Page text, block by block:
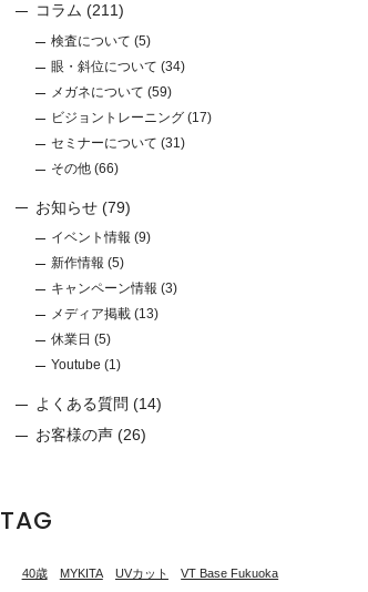
コラム (211)
検査について (5)
眼・斜位について (34)
メガネについて (59)
ビジョントレーニング (17)
セミナーについて (31)
その他 (66)
お知らせ(79)
イベント情報 (9)
新作情報 (5)
キャンペーン情報 (3)
メディア掲載 (13)
休業日 (5)
Youtube (1)
よくある質問 (14)
お客様の声(26)
TAG
40歳 MYKITA UVカット VT Base Fukuoka